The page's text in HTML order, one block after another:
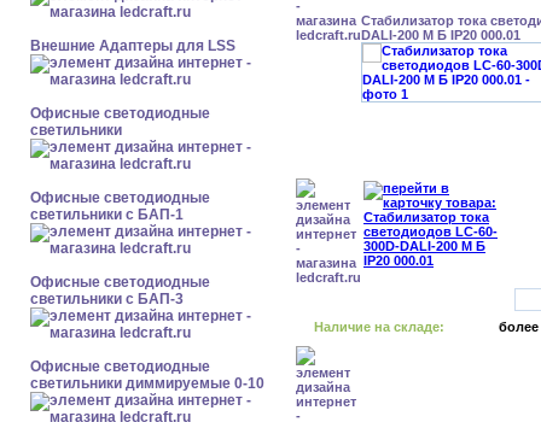
Внешние Адаптеры для LSS
Офисные светодиодные
светильники
Офисные светодиодные
светильники с БАП-1
Офисные светодиодные
светильники с БАП-3
Офисные светодиодные
светильники диммируемые 0-10
Стабилизатор тока
DALI-200 М Б IP20 000.01
Наличие на складе: более